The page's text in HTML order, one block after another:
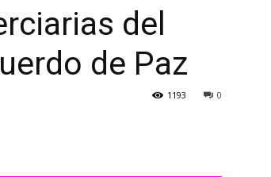
del
de Paz
0
1193